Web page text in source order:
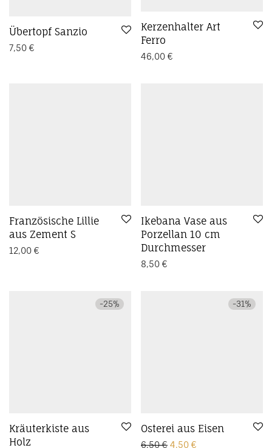
Übertopf Sanzio
7,50 €
Kerzenhalter Art
Ferro
46,00 €
Französische Lillie
aus Zement S
12,00 €
Ikebana Vase aus
Porzellan 10 cm
Durchmesser
8,50 €
-25%
Kräuterkiste aus
Holz
-31%
Osterei aus Eisen
6,50€ Ursprünglicher Preis
4,50 €